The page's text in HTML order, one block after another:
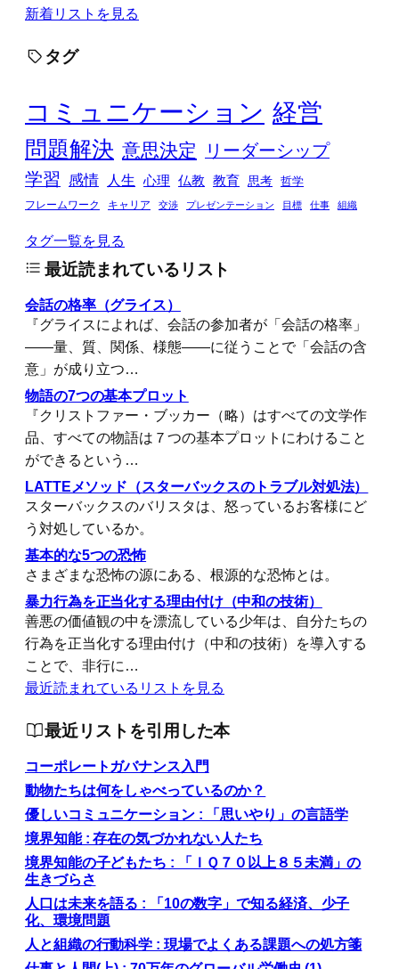
新着リストを見る
タグ
コミュニケーション 経営
問題解決 意思決定
リーダーシップ
学習
感情 人生 心理 仏教 教育 思考
哲学
フレームワーク
キャリア 交渉 プレゼンテーション 目標 仕事 組織
タグ一覧を見る
最近読まれているリスト
会話の格率（グライス）
『グライスによれば、会話の参加者が「会話の格率」
――量、質、関係、様態――に従うことで「会話の含
意」が成り立つ…
物語の7つの基本プロット
『クリストファー・ブッカー（略）はすべての文学作
品、すべての物語は７つの基本プロットにわけること
ができるという…
LATTEメソッド（スターバックスのトラブル対処法）
スターバックスのバリスタは、怒っているお客様にど
う対処しているか。
基本的な5つの恐怖
さまざまな恐怖の源にある、根源的な恐怖とは。
暴力行為を正当化する理由付け（中和の技術）
善悪の価値観の中を漂流している少年は、自分たちの
行為を正当化する理由付け（中和の技術）を導入する
ことで、非行に…
最近読まれているリストを見る
最近リストを引用した本
コーポレートガバナンス入門
動物たちは何をしゃべっているのか？
優しいコミュニケーション : 「思いやり」の言語学
境界知能 : 存在の気づかれない人たち
境界知能の子どもたち : 「ＩＱ７０以上８５未満」の
生きづらさ
人口は未来を語る : 「10の数字」で知る経済、少子
化、環境問題
人と組織の行動科学 : 現場でよくある課題への処方箋